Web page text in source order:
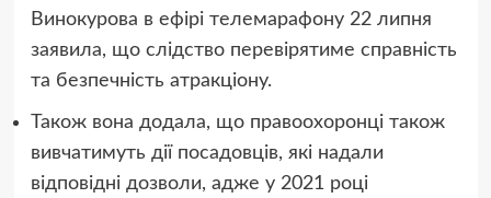
Винокурова в ефірі телемарафону 22 липня
заявила, що слідство перевірятиме справність
та безпечність атракціону.
Також вона додала, що правоохоронці також
вивчатимуть дії посадовців, які надали
відповідні дозволи, адже у 2021 році